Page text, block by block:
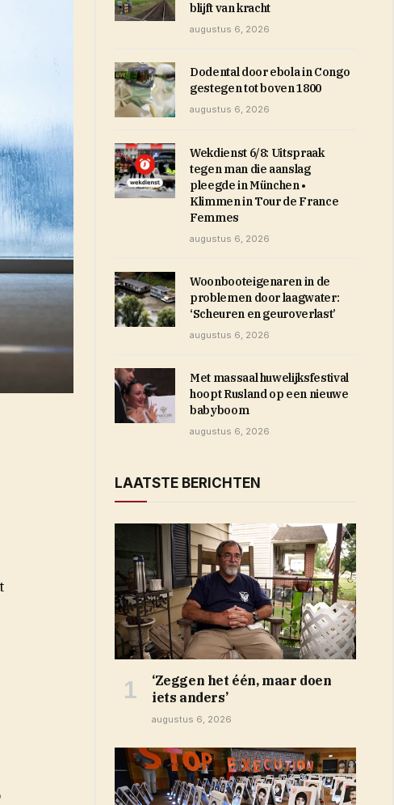
blijft van kracht
augustus 6, 2026
Dodental door ebola in Congo
gestegen tot boven 1800
augustus 6, 2026
Wekdienst 6/8: Uitspraak
tegen man die aanslag
pleegde in München •
Klimmen in Tour de France
Femmes
augustus 6, 2026
Woonbooteigenaren in de
problemen door laagwater:
‘Scheuren en geuroverlast’
augustus 6, 2026
Met massaal huwelijksfestival
hoopt Rusland op een nieuwe
babyboom
augustus 6, 2026
LAATSTE BERICHTEN
‘Zeggen het één, maar doen
iets anders’
augustus 6, 2026